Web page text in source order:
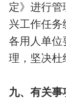
定》进行
兴工作任务
各用人单位
理，坚决杜
九、有关事